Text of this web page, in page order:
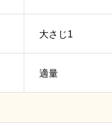
大さじ1
適量